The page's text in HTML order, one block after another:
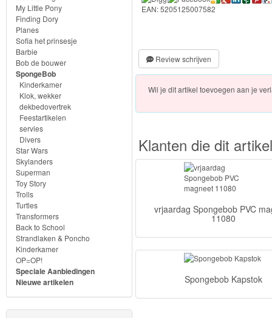
Super
Mario
Frozen
Paw
Patrol
Fireman
Sam
Magische
Eenhoorn
Mickey
&
Minnie
Puzzels
Avengers
EAN: 5205125007582
Review schrijven
Wil je dit artikel toevoegen aan je
Klanten die dit
vrjaardag Spongebob PVC
11080
Spongebob Kapstok
My Little Pony
Finding Dory
Planes
Sofia het prinsesje
Barbie
Bob de bouwer
SpongeBob
Kinderkamer
Klok, wekker
dekbedovertrek
Feestartikelen
servies
Divers
Star Wars
Skylanders
Superman
Toy Story
Trolls
Turtles
Transformers
Back to School
Strandlaken & Poncho
Kinderkamer
OP=OP!
Speciale Aanbiedingen
Nieuwe artikelen